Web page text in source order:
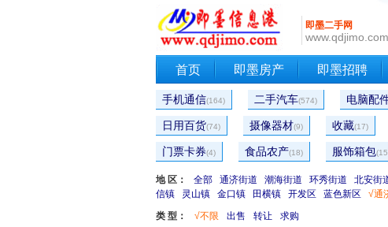
即墨二手网
首页 即墨房产 即墨招聘
手机通信(164) 二手汽车(574) 电脑配
日用百货(74) 摄像器材(9) 收藏(17)
门票卡券(4) 食品农产(18) 服饰箱包
地 区： 全部 通济街道 潮海街道 环秀街道 北安街
信镇
灵山镇 金口镇 田横镇 开发区 蓝色新区 √通
类 型：
√不限 出售 转让 求购